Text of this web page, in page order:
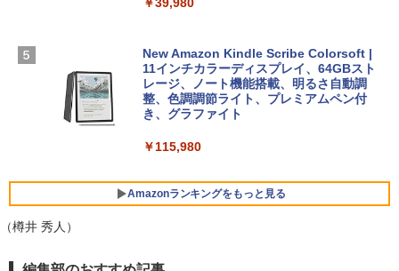
FMV ノートパソコン WE1-K3 (MS 365 P
ersonal/Copilotキー搭載/Win 11/15.6型/
Core i5/16GB/SSD 512GB/ホワイト) FM
VWK3E15W_AZ
￥119,800
版)|オンラインコード版|Windows11、1
￥37,224
New Amazon Kindle Scribe Colorsoft |
11インチカラーディスプレイ、64GBスト
レージ、ノート機能搭載、明るさ自動調
整、色調調節ライト、プレミアムペン付
き、グラファイト
￥115,980
Amazonランキングをもっと見る
（樽井 秀人）